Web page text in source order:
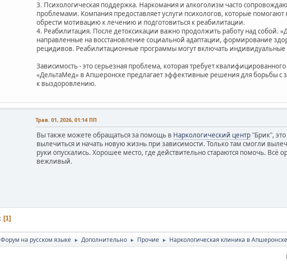
3. Психологическая поддержка. Наркомания и алкоголизм часто
проблемами. Компания предоставляет услуги психологов, которые
обрести мотивацию к лечению и подготовиться к реабилитации.
4. Реабилитация. После детоксикации важно продолжить работу над собой.
направленные на восстановление социальной адаптации, формирование
рецидивов. Реабилитационные программы могут включать
Зависимость - это серьезная проблема, которая требует
«ДельтаМед» в Апшеронске предлагает эффективные решения для борьбы с
к выздоровлению.
Трав. 01, 2026, 01:14 ПП
Вы также можете обращаться за помощь в Наркологический центр "Брик",
вылечиться и начать новую жизнь при зависимости. Только там смогли
руки опускались. Хорошее место, где действительно стараются помочь. Всё
вежливый.
1
Форум на русском языке ► Дополнительно ► Прочие ► Наркологическая клиника в Апшеронске